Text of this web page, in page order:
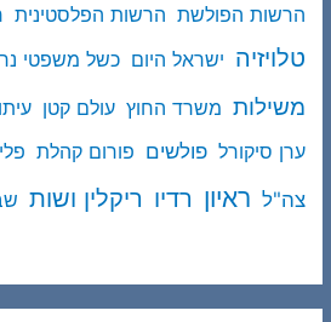
הרשות הפולשת
הרשות הפלסטינית
טלויזיה ישראל היום כשל משפטי
משילות משרד החוץ עולם קטן עיתון
ערן סיקורל פולשים פורום קהלת
צה"ל ראיון רדיו ריקלין ושות